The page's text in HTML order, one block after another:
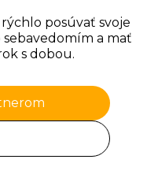
posúvať svoje
a mať
s dobou.